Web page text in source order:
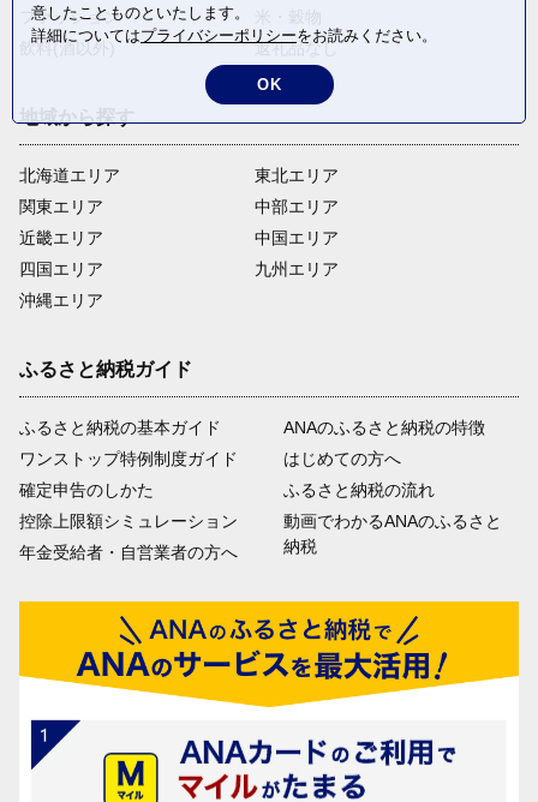
ファッション
飲料(酒以外)
返礼品なし
北海道エリア
関東エリア
近畿エリア
四国エリア
沖縄エリア
東北エリア
中部エリア
中国エリア
九州エリア
ふるさと納税ガイド
ふるさと納税の基本ガイド
ワンストップ特例制度ガイド
確定申告のしかた
控除上限額シミュレーション
年金受給者・自営業者の方へ
ANAのふるさと納税の特徴
はじめての方へ
ふるさと納税の流れ
動画でわかるANAのふるさと
納税
意したことものといたします。
詳細についてはプライバシーポリシーをお読みください。
OK